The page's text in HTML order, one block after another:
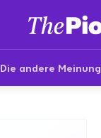
Die andere Meinung